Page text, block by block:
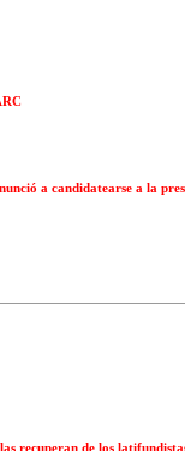
a candidatearse a la
recuperan de los